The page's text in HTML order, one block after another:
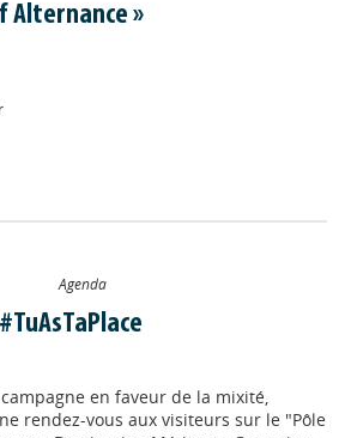
Alternance »
Agenda
en faveur de la mixité,
rendez-vous aux visiteurs sur le "Pôle